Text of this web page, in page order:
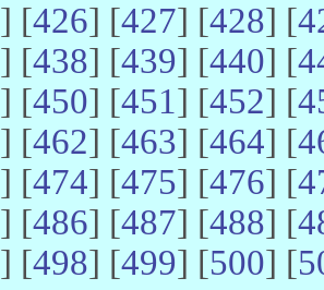
] [426] [427] [428] [
] [438] [439] [440] [
] [450] [451] [452] [
] [462] [463] [464] [
] [474] [475] [476] [
] [486] [487] [488] [
] [498] [499] [500] [